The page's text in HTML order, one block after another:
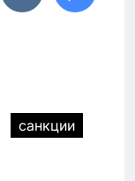
санкции